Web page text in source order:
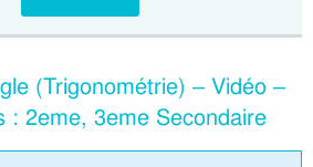
(Trigonométrie) – Vidéo –
: 2eme, 3eme Secondaire